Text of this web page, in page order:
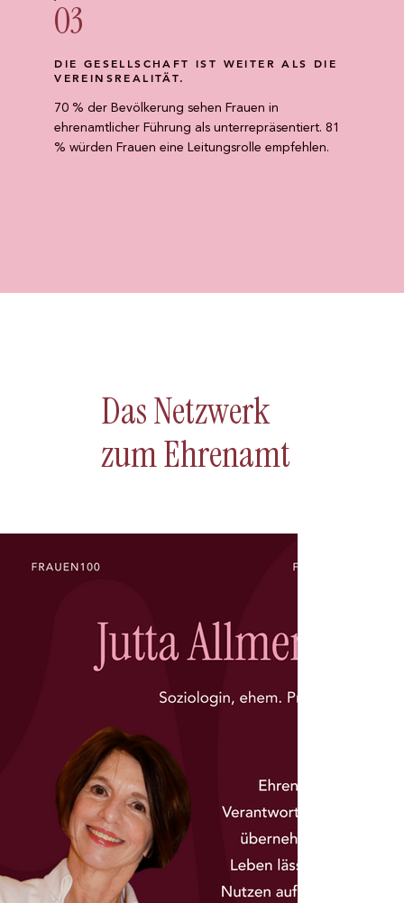
03
DIE GESELLSCHAFT IST WEITER ALS DIE
VEREINSREALITÄT.
70 % der Bevölkerung sehen Frauen in
ehrenamtlicher Führung als unterrepräsentiert. 81
% würden Frauen eine Leitungsrolle empfehlen.
Das Netzwerk
zum Ehrenamt